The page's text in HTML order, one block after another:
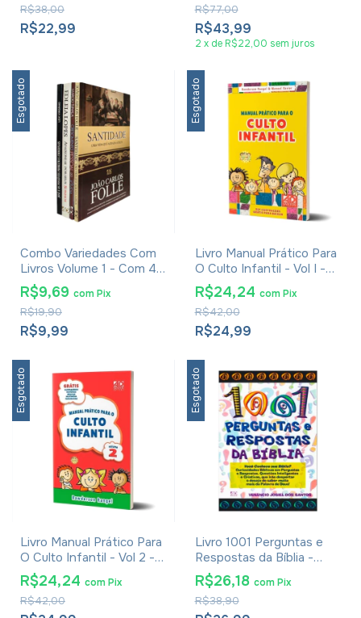
R$22,99
R$38,00
R$43,99
R$77,00
2 x de R$22,00 sem juros
Esgotado
Combo Variedades Com
Livros Volume 1 - Com 4
Livros
R$9,99
R$19,90
R$9,69 comPix
Esgotado
Livro Manual Prático Para
O Culto Infantil - Vol I -
Rawderson Rangel e
Manoel Xavier
R$24,99
R$42,00
R$24,24 com Pix
Esgotado
Livro Manual Prático Para
O Culto Infantil - Vol 2 -
Rawderson Rangel
R$42,00
R$24,24 comPix
Esgotado
Livro 1001 Perguntas e
Respostas da Bíblia -
Venânio Josiel dos
Santos
R$38,90
R$26,18 com Pix